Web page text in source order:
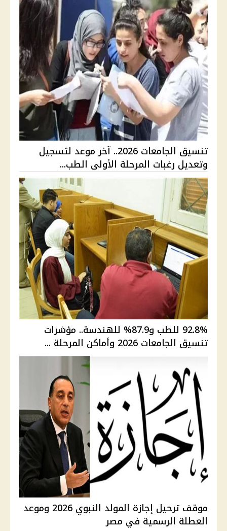
تنسيق الجامعات 2026.. آخر موعد لتسجيل
وتعديل رغبات المرحلة الأولى الطب...
92.8% للطب و87.9% للهندسة.. مؤشرات
تنسيق الجامعات 2026 وأماكن المرحلة ...
موقف ترحيل إجازة المولد النبوي 2026 وموعد
العطلة الرسمية في مصر